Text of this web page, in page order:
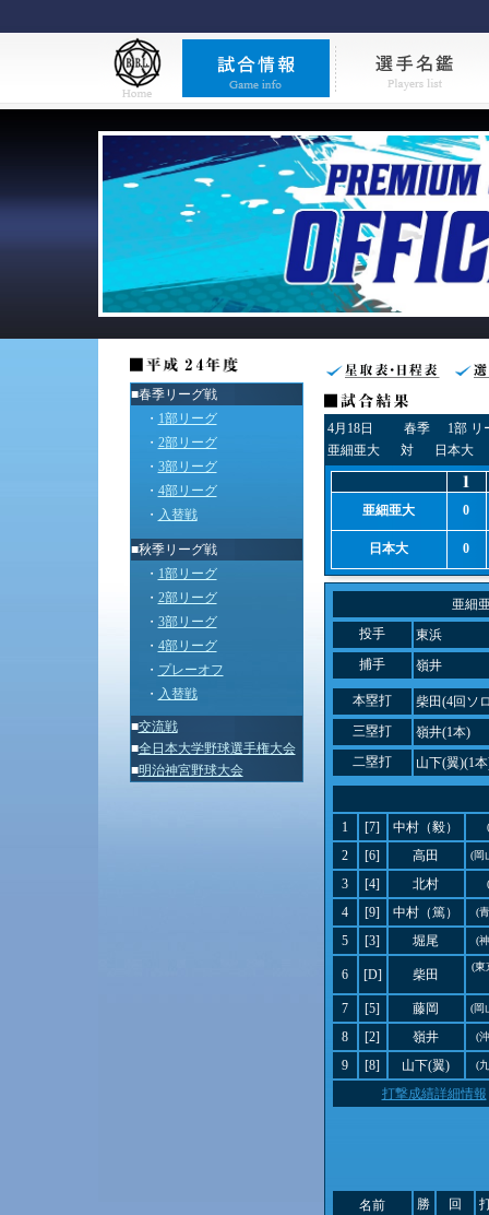
■春季リーグ戦
・ 1部リーグ
・ 2部リーグ
・ 3部リーグ
・ 4部リーグ
・ 入替戦
■秋季リーグ戦
・ 1部リーグ
・ 2部リーグ
・ 3部リーグ
・ 4部リーグ
・ プレーオフ
・ 入替戦
■交流戦
■全日本大学野球選手権大会
■明治神宮野球大会
4月18日 春季
1部 リ
亜細亜大
対 日本大
亜細亜大 0
日本大 0
亜細
投手
東浜
捕手
嶺井
本塁打
柴田(4回ソ
三塁打
嶺井(1本)
二塁打
山下(翼)(1
1 [7] 中村（毅）
2 [6] 高田 (岡
3 [4] 北村
4 [9] 中村（篤） (
5 [3] 堀尾 (
6 [D] 柴田
(東
7 [5] 藤岡 (岡
8 [2] 嶺井 (
9 [8] 山下(翼) (
打撃成績詳細情報
名前
勝
回